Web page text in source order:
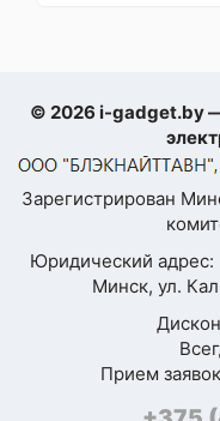
Объем
пылесборника
пылесоса
Построение
помещения
© 2026 i-gadget.by
Зарегистрирован
Юридический адрес:
Минск, ул.
Прием